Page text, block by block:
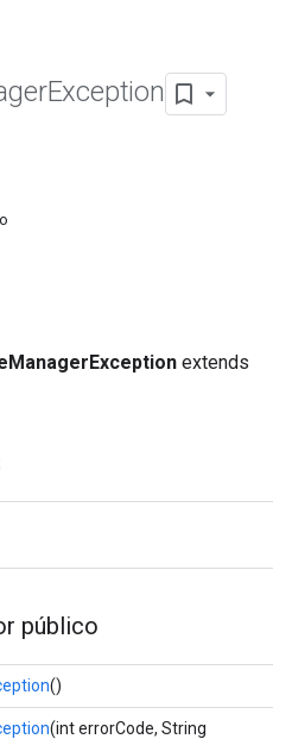
Exception
extends
público
()
(int errorCode, String